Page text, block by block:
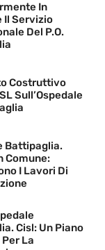
In
Il Servizio
Del P.O.
Costruttivo
Sull’Ospedale
Battipaglia.
Comune:
I Lavori Di
Cisl: Un Piano
La